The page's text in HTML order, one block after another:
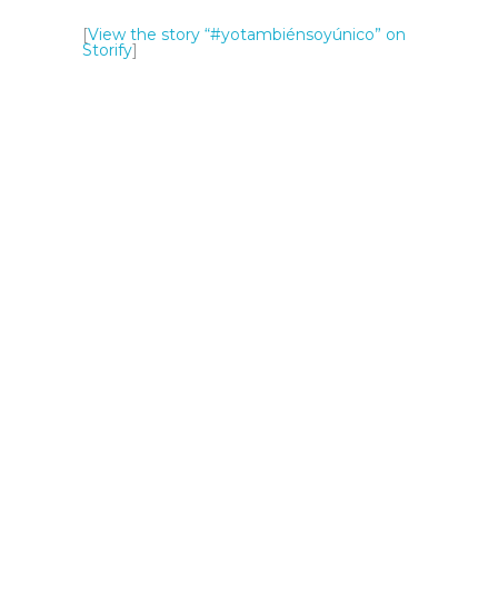
[View the story “#yotambiénsoyúnico” on
Storify]